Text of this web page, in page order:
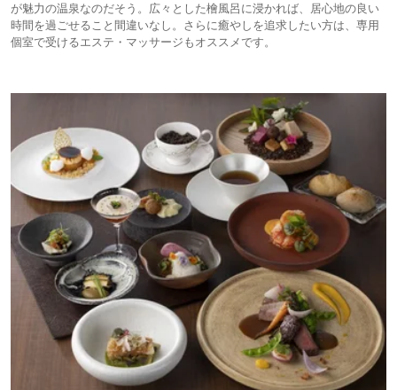
が魅力の温泉なのだそう。広々とした檜風呂に浸かれば、居心地の良い
時間を過ごせること間違いなし。さらに癒やしを追求したい方は、専用
個室で受けるエステ・マッサージもオススメです。